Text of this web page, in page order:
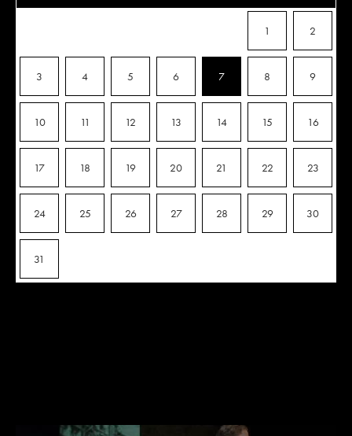
1 2
3 4 5 6 7 8 9
10 11 12 13 14 15 16
17 18 19 20 21 22 23
24 25 26 27 28 29 30
31